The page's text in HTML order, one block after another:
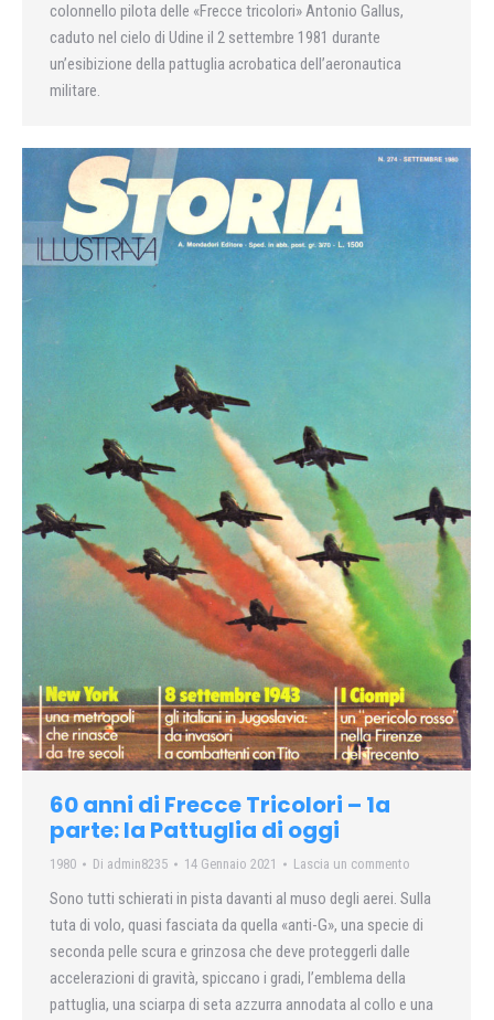
colonnello pilota delle «Frecce tricolori» Antonio Gallus,
caduto nel cielo di Udine il 2 settembre 1981 durante
un’esibizione della pattuglia acrobatica dell’aeronautica
militare.
60 anni di Frecce Tricolori – 1a
parte: la Pattuglia di oggi
1980 Di admin8235 14 Gennaio 2021 Lascia un commento
Sono tutti schierati in pista davanti al muso degli aerei. Sulla
tuta di volo, quasi fasciata da quella «anti-G», una specie di
seconda pelle scura e grinzosa che deve proteggerli dalle
accelerazioni di gravità, spiccano i gradi, l’emblema della
pattuglia, una sciarpa di seta azzurra annodata al collo e una